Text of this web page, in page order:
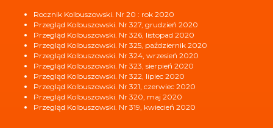
Rocznik Kolbuszowski. Nr 20 : rok 2020
Przegląd Kolbuszowski. Nr 327, grudzień 2020
Przegląd Kolbuszowski. Nr 326, listopad 2020
Przegląd Kolbuszowski. Nr 325, październik 2020
Przegląd Kolbuszowski. Nr 324, wrzesień 2020
Przegląd Kolbuszowski. Nr 323, sierpień 2020
Przegląd Kolbuszowski. Nr 322, lipiec 2020
Przegląd Kolbuszowski. Nr 321, czerwiec 2020
Przegląd Kolbuszowski. Nr 320, maj 2020
Przegląd Kolbuszowski. Nr 319, kwiecień 2020